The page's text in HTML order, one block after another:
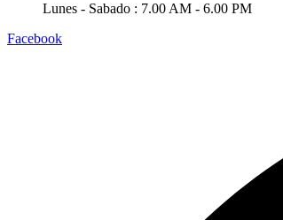
Lunes - Sabado : 7.00 AM - 6.00 PM
Facebook